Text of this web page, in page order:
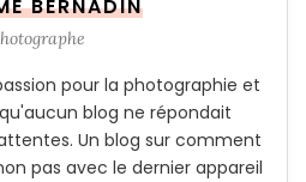
BERNADIN
pour la photographie et
blog ne répondait
Un blog sur comment
pas avec le dernier appareil